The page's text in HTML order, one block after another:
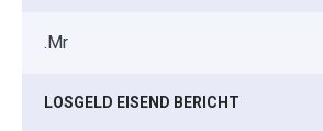
.Mr
LOSGELD EISEND BERICHT